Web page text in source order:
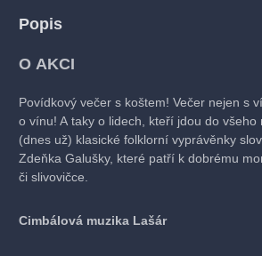
Popis
O AKCI
Povídkový večer s koštem! Večer nejen s
o vínu! A taky o lidech, kteří jdou do všeho
(dnes už) klasické folklorní vyprávěnky
Zdeňka Galušky, které patří k dobrému
či slivovičce.
Cimbálová muzika Lašár